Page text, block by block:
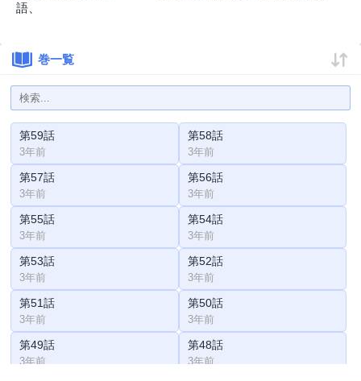
語、
巻一覧
第59話
3年前
第58話
3年前
第57話
3年前
第56話
3年前
第55話
3年前
第54話
3年前
第53話
3年前
第52話
3年前
第51話
3年前
第50話
3年前
第49話
3年前
第48話
3年前